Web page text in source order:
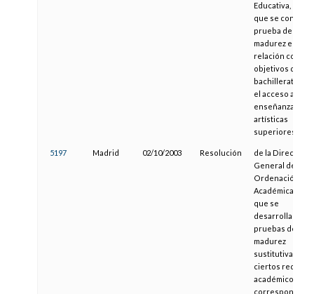
Educativa, por la
que se convoca
prueba de
madurez en
relación con los
objetivos del
bachillerato
el acceso a las
enseñanzas
artísticas
superiores
5197 Madrid 02/10/2003 Resolución
de la Dirección
General de
Ordenación
Académica, por
que se
desarrollan las
pruebas de
madurez
sustitutivas de
ciertos
académicos,